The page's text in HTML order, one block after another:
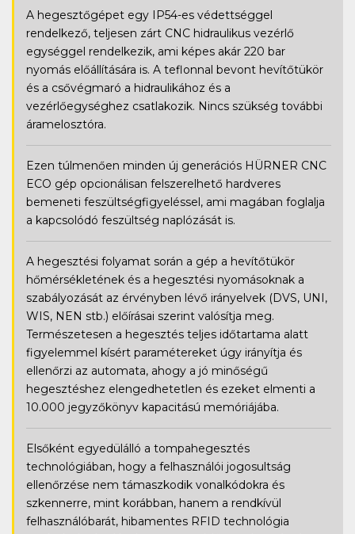
A hegesztőgépet egy IP54-es védettséggel
rendelkező, teljesen zárt CNC hidraulikus vezérlő
egységgel rendelkezik, ami képes akár 220 bar
nyomás előállítására is. A teflonnal bevont hevítőtükör
és a csővégmaró a hidraulikához és a
vezérlőegységhez csatlakozik. Nincs szükség további
áramelosztóra.
Ezen túlmenően minden új generációs HÜRNER CNC
ECO gép opcionálisan felszerelhető hardveres
bemeneti feszültségfigyeléssel, ami magában foglalja
a kapcsolódó feszültség naplózását is.
A hegesztési folyamat során a gép a hevítőtükör
hőmérsékletének és a hegesztési nyomásoknak a
szabályozását az érvényben lévő irányelvek (DVS, UNI,
WIS, NEN stb.) előírásai szerint valósítja meg.
Természetesen a hegesztés teljes időtartama alatt
figyelemmel kísért paramétereket úgy irányítja és
ellenőrzi az automata, ahogy a jó minőségű
hegesztéshez elengedhetetlen és ezeket elmenti a
10.000 jegyzőkönyv kapacitású memóriájába.
Elsőként egyedülálló a tompahegesztés
technológiában, hogy a felhasználói jogosultság
ellenőrzése nem támaszkodik vonalkódokra és
szkennerre, mint korábban, hanem a rendkívül
felhasználóbarát, hibamentes RFID technológia